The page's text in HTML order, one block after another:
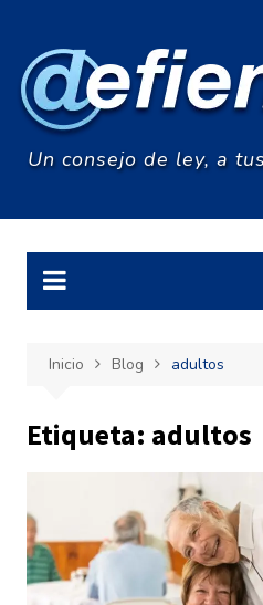
contenido
Un consejo de ley, a
Inicio Blog adultos
Etiqueta: adultos